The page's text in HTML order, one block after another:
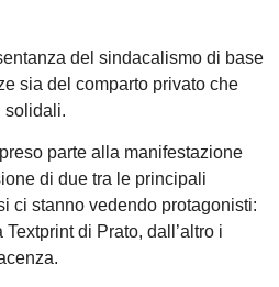
del sindacalismo di base
sia del comparto privato che
solidali.
parte alla manifestazione
di due tra le principali
ci stanno vedendo protagonisti:
di Prato, dall’altro i